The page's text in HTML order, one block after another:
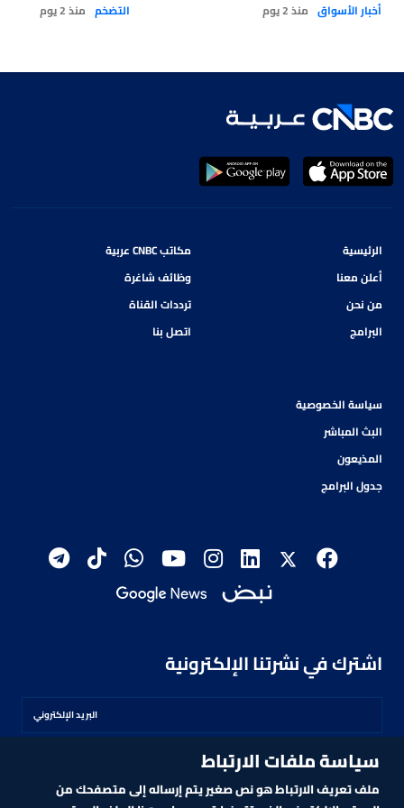
أخبار الأسواق منذ 2 يوم التضخم منذ 2 يوم
الرئيسية
أعلن معنا
من نحن
البرامج
مكاتب CNBC عربية
وظائف شاغرة
ترددات القناة
اتصل بنا
سياسة الخصوصية
البث المباشر
المذيعون
جدول البرامج
اشترك في نشرتنا الإلكترونية
اشترك
سياسة ملفات الارتباط
ملف تعريف الارتباط هو نص صغير يتم إرساله إلى متصفحك من